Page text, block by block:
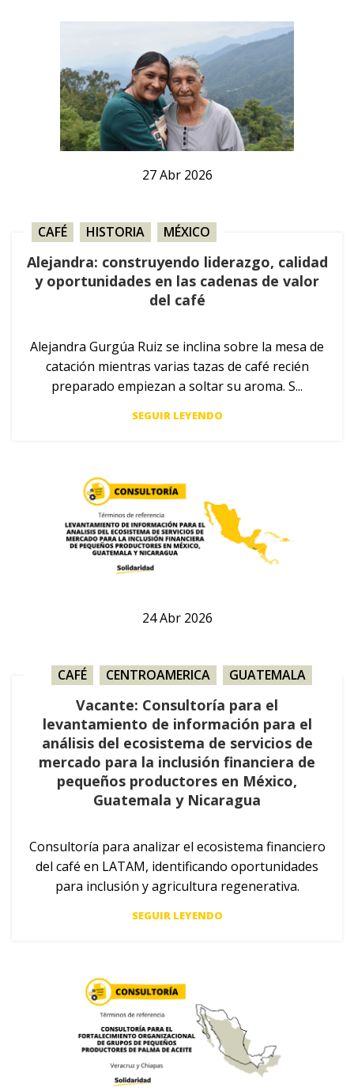
27Abr 2026
CAFÉ HISTORIA MÉXICO
Alejandra: construyendo liderazgo, calidad
y oportunidades en las cadenas de valor
del café
Alejandra Gurgúa Ruiz se inclina sobre la mesa de
catación mientras varias tazas de café recién
preparado empiezan a soltar su aroma. S...
SEGUIR LEYENDO
24Abr 2026
CAFÉ CENTROAMERICA GUATEMALA
NICARAGUA , VACANTES
Vacante: Consultoría para el
levantamiento de información para el
análisis del ecosistema de servicios de
mercado para la inclusión financiera de
pequeños productores en México,
Guatemala y Nicaragua
Consultoría para analizar el ecosistema financiero
del café en LATAM, identificando oportunidades
para inclusión y agricultura regenerativa.
SEGUIR LEYENDO